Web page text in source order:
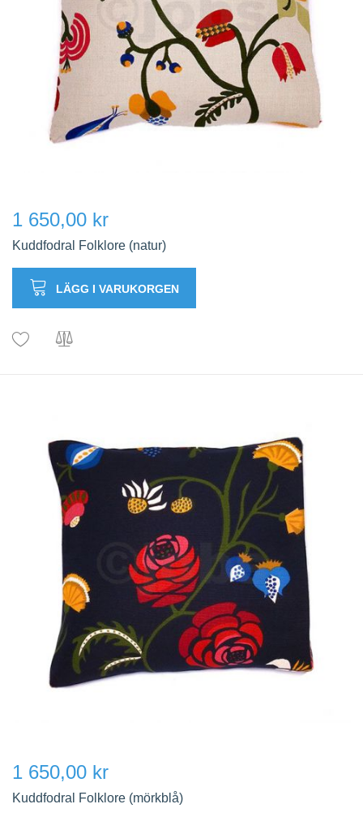
1 650,00 kr
Kuddfodral Folklore (natur)
LÄGG I VARUKORGEN
1 650,00 kr
Kuddfodral Folklore (mörkblå)